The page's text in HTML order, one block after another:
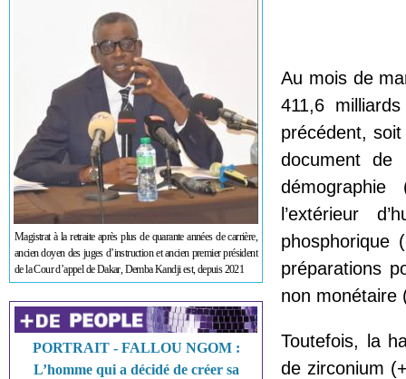
Magistrat à la retraite après plus de quarante années de carrière,
ancien doyen des juges d’instruction et ancien premier président
de la Cour d’appel de Dakar, Demba Kandji est, depuis 2021
PORTRAIT - FALLOU NGOM :
L’homme qui a décidé de créer sa
Au mois de
411,6
précédent,
document de
démographie
l’extérieur
phosphorique
préparations
non monétaire
Toutefois, la
de zirconium